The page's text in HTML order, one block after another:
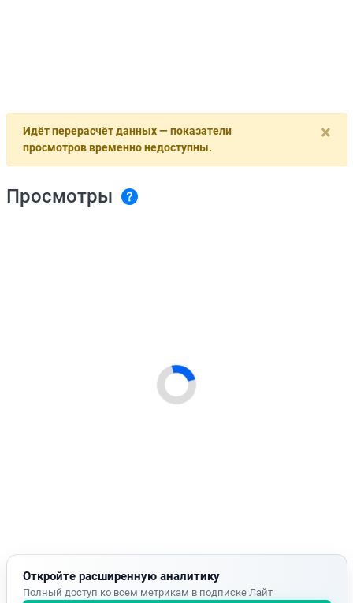
×
Идёт перерасчёт данных — показатели
просмотров временно недоступны.
Просмотры
Откройте расширенную аналитику
Полный доступ ко всем метрикам в подписке Лайт